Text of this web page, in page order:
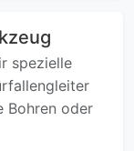
spezielle
Bohren oder